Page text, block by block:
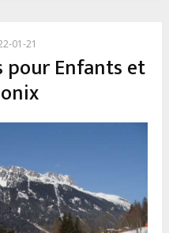
01-21
pour Enfants et